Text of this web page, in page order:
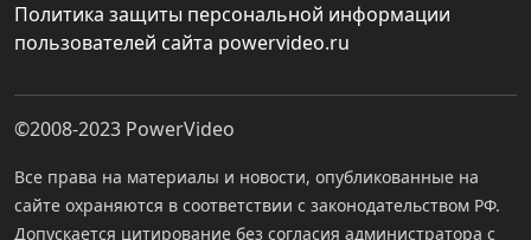
Политика защиты персональной информации
пользователей сайта powervideo.ru
©2008-2023 PowerVideo
Все права на материалы и новости, опубликованные на
сайте охраняются в соответствии с законодательством РФ.
Допускается цитирование без согласия администратора с